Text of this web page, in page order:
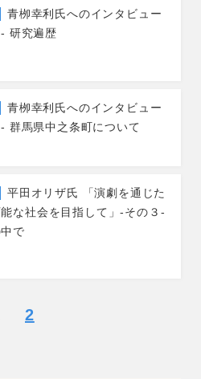
青栁幸利氏へのインタビュー
研究遍歴
青栁幸利氏へのインタビュー
群馬県中之条町について
平田オリザ氏 「演劇を通じた
な社会を目指して」-その３-
で
2